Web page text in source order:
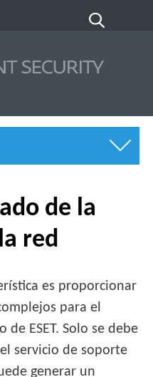
de la
red
es proporcionar
para el
ESET. Solo se debe
servicio de soporte
generar un